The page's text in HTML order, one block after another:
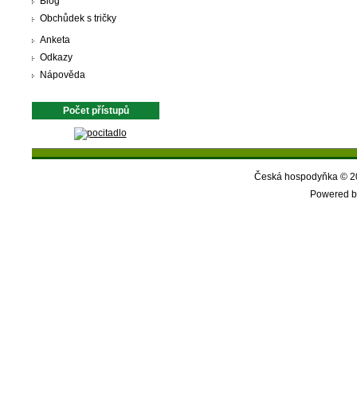
Obchůdek s tričky
Anketa
Odkazy
Nápověda
Počet přístupů
Česká hospodyňka ©
Powered